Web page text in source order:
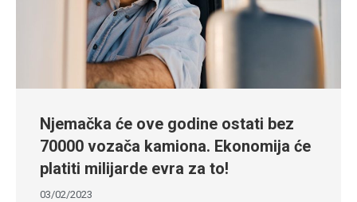
Njemačka će ove godine ostati bez
70000 vozača kamiona. Ekonomija će
platiti milijarde evra za to!
03/02/2023